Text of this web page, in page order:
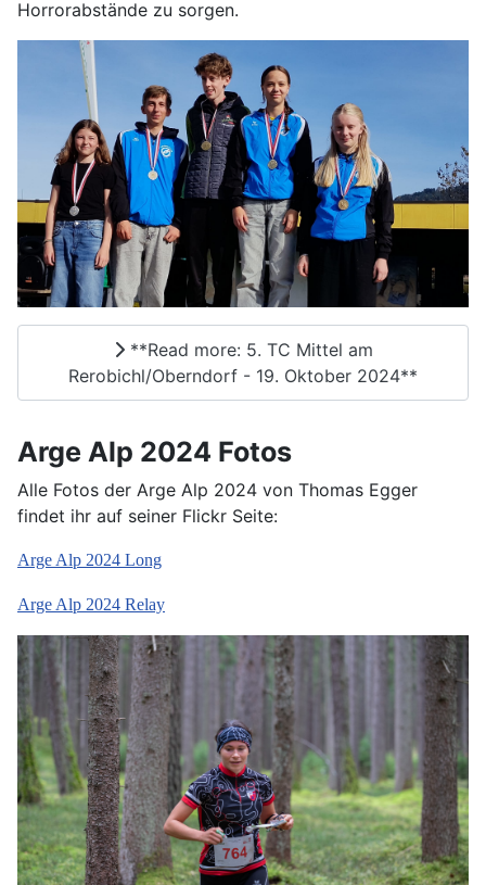
Horrorabstände zu sorgen.
**Read more: 5. TC Mittel am
Rerobichl/Oberndorf - 19. Oktober 2024**
Arge Alp 2024 Fotos
Alle Fotos der Arge Alp 2024 von Thomas Egger
findet ihr auf seiner Flickr Seite:
Arge Alp 2024 Long
Arge Alp 2024 Relay